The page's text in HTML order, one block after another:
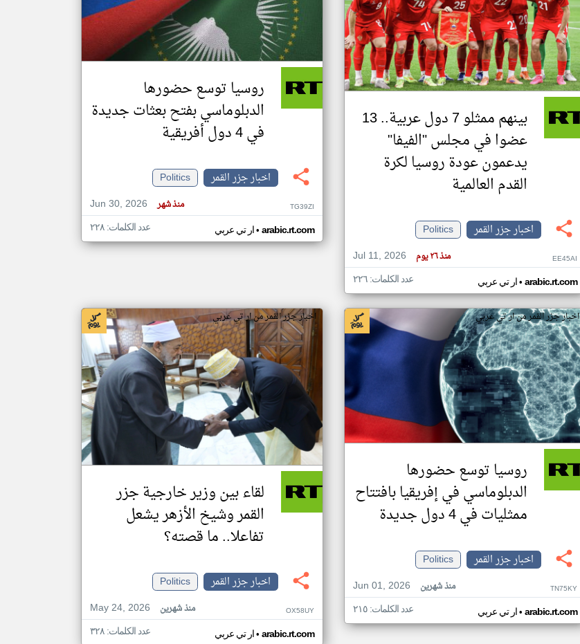
تغيير الدولة
اخبار جزر القمر على مدار الساعة
أهم اخبار جزر القمر العاجلة والمباشرة
بينهم ممثلو 7 دول عربية.. 13
عضوا في مجلس "الفيفا"
يدعمون عودة روسيا لكرة
القدم العالمية
اخبار جزر القمر
Politics
Jul 11, 2026
منذ ٢٦ يوم EE45AI
ار تي عربي• arabic.rt.com عدد الكلمات: ٢٢٦
روسيا توسع حضورها
الدبلوماسي بفتح بعثات جديدة
في 4 دول أفريقية
اخبار جزر القمر
Politics
Jun 30, 2026
منذ شهر TG39ZI
ار تي عربي• arabic.rt.com عدد الكلمات: ٢٢٨
اخبار جزر القمر من ار تي عربي
روسيا توسع حضورها
الدبلوماسي في إفريقيا بافتتاح
ممثليات في 4 دول جديدة
اخبار جزر القمر
Politics
Jun 01, 2026
منذ شهرين TN75KY
ار تي عربي• arabic.rt.com عدد الكلمات: ٢١٥
اخبار جزر القمر من ار تي عربي
لقاء بين وزير خارجية جزر
القمر وشيخ الأزهر يشعل
تفاعلا.. ما قصته؟
اخبار جزر القمر
Politics
May 24, 2026
منذ شهرين OX58UY
ار تي عربي• arabic.rt.com عدد الكلمات: ٣٢٨
klyoum.com